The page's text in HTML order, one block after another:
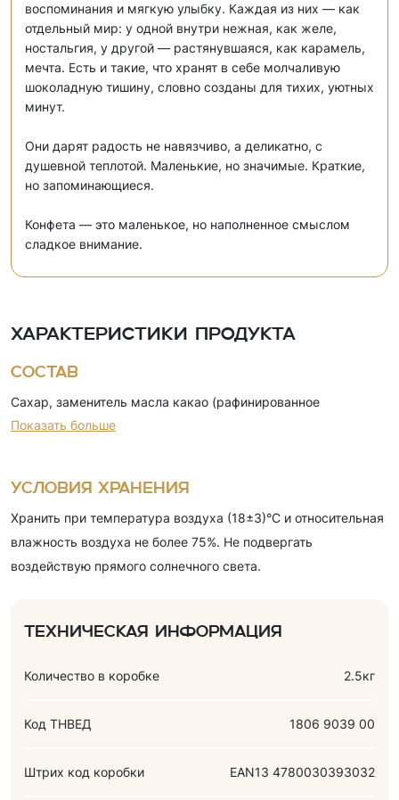
воспоминания и мягкую улыбку. Каждая из них — как
отдельный мир: у одной внутри нежная, как желе,
ностальгия, у другой — растянувшаяся, как карамель,
мечта. Есть и такие, что хранят в себе молчаливую
шоколадную тишину, словно созданы для тихих, уютных
минут.
Они дарят радость не навязчиво, а деликатно, с
душевной теплотой. Маленькие, но значимые. Краткие,
но запоминающиеся.
Конфета — это маленькое, но наполненное смыслом
сладкое внимание.
Характеристики продукта
Состав
Сахар, заменитель масла какао (рафинированное
дезодорированное гидрогенизированное
подсолнечное), сыворотка молочная сухая, молоко сухое
цельное, какао-порошок, молоко сухое обезжиренное,
паста ядер орехов фундука обжаренные, воздушный рис,
лактоза, соль, эмульгаторы (Е322, Е476), ароматизаторы
Показать больше
Условия хранения
Хранить при температура воздуха (18±3)°С и относительная
влажность воздуха не более 75%. Не подвергать
воздействую прямого солнечного света.
Техническая информация
Количество в коробке 2.5кг
Код ТНВЕД 1806 9039 00
Штрих код коробки EAN13 4780030393032